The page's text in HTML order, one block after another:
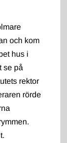
och kom
hus i
se på
rektor
rörde